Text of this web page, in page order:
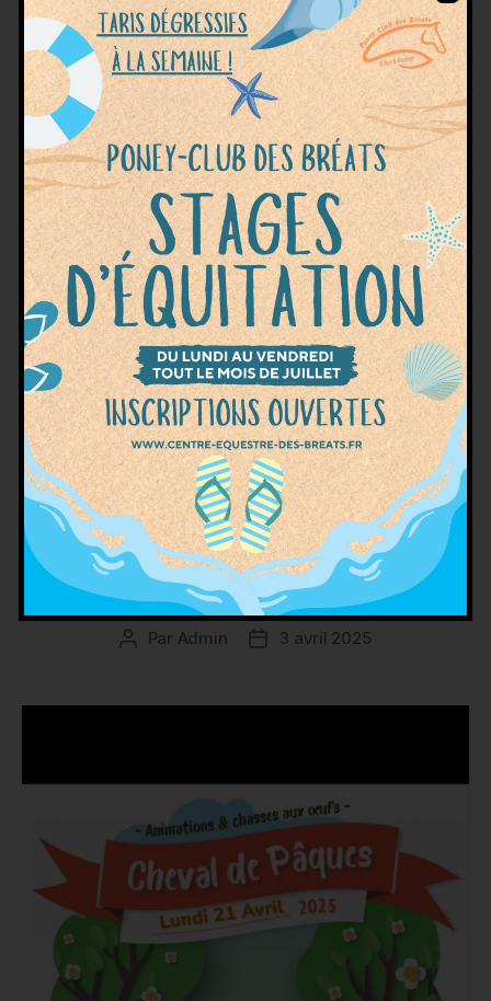
découvertes et de moments inoubliables à nos
côtés ! À l’occasion de la Fête du Poney, notre
poney-club t’invite à passer un moment
magique en famille ou entre amis. Au
programme :
Balades à poney – Pour les
petits aventuriers en herbe, c’est l’occasion
rêvée de monter […]
Étiquettes
activité plein air, animations enfants,ateliers
découverte,balades à poney, buvette gourmande,
chasse des lieux,club équestre,fête du poney,
journée en famille,portes ouvertes
Catégories
ÉVÈNEMENTS PORTES OUVERTES
Cheval de Pâques –
Une journée magique en
famille !
Auteur
Par Admin
Date3 avril 2025